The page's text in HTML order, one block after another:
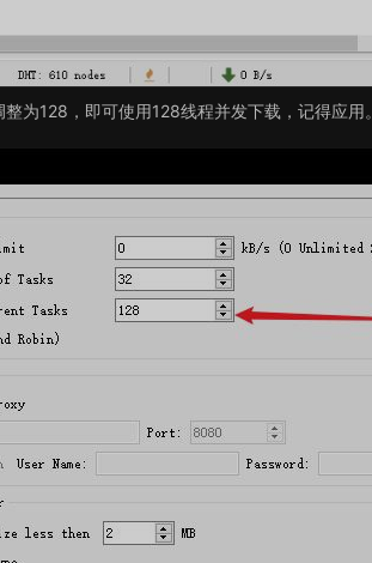
为128，即可使用128线程并发下载，记得应用。